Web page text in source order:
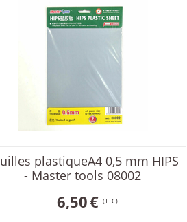
plastiqueA4 0,5 mm HIPS
- Master tools 08002
6,50€ (TTC)